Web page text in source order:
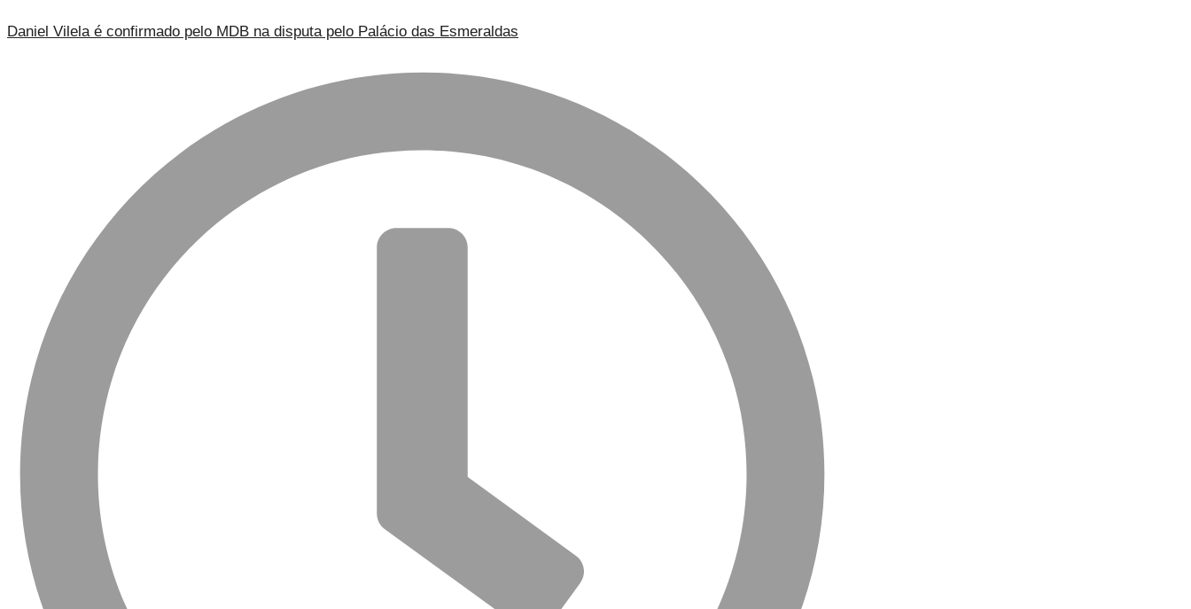
Daniel Vilela é confirmado pelo MDB na disputa pelo Palácio das Esmeraldas